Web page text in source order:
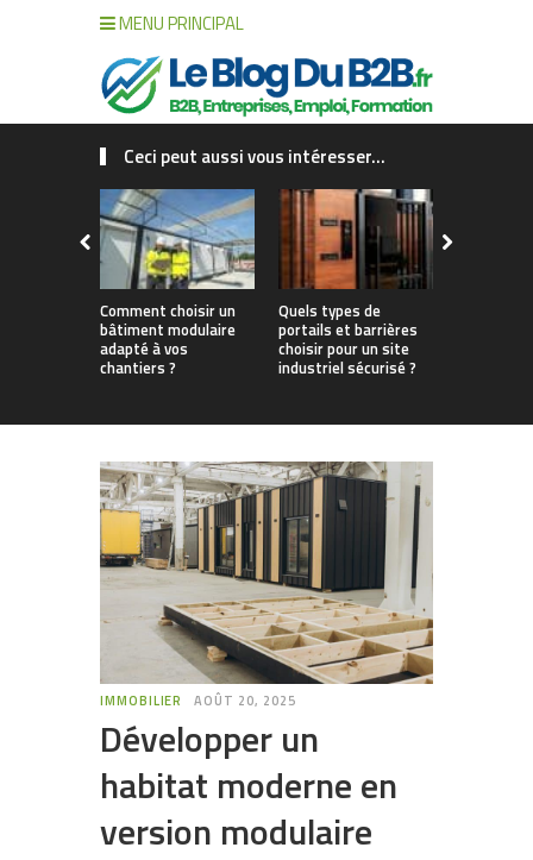
MENU PRINCIPAL
Ceci peut aussi vous intéresser...
Comment choisir un
bâtiment modulaire
adapté à vos
chantiers ?
Quels types de
portails et barrières
choisir pour un site
industriel sécurisé ?
IMMOBILIER AOÛT 20, 2025
Développer un
habitat moderne en
version modulaire